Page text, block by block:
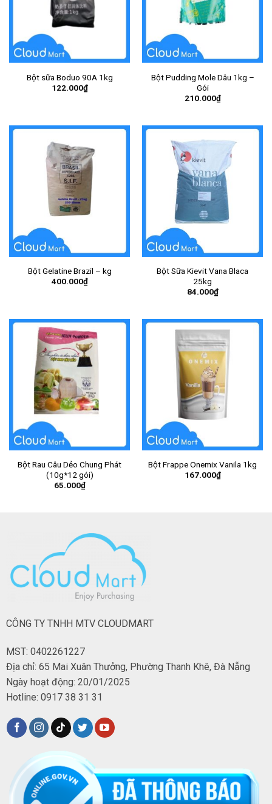
Bột sữa Boduo 90A 1kg
122.000₫
Bột Pudding Mole Dâu 1kg –
Gói
210.000₫
Bột Gelatine Brazil – kg
400.000₫
Bột Sữa Kievit Vana Blaca
25kg
84.000₫
Bột Rau Câu Dẻo Chung Phát
(10g*12 gói)
65.000₫
Bột Frappe Onemix Vanila 1kg
167.000₫
CÔNG TY TNHH MTV CLOUDMART
MST: 0402261227
Địa chỉ: 65 Mai Xuân Thưởng, Phường Thanh Khê, Đà Nẵng
Ngày hoạt động: 20/01/2025
Hotline: 0917 38 31 31